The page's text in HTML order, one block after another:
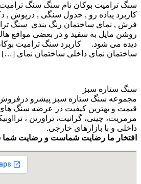
سنگ ترامیت بوکان نام سنگ سنگ
کاربرد پیاده رو , جدول سنگی , درپوش ,
فرش , نمای ساختمان رنگ بندی سنگ
روشن مایل به سفید و در بعضی مواقع
دیده می شود. کاربرد سنگ ترامیت
ساختمان نمای داخلی ساختمان نمای […]
سنگ ستاره سبز
مجموعه سنگ ستاره سبز پیشرو درفروش
قیمت و بهترین کیفیت در عرضه سنگ
مرمریت، چینی، گرانیت، تراورتن ،
داخلی و با بازارهای خارجی.
افتخار ما رضایت شماست و رضایت